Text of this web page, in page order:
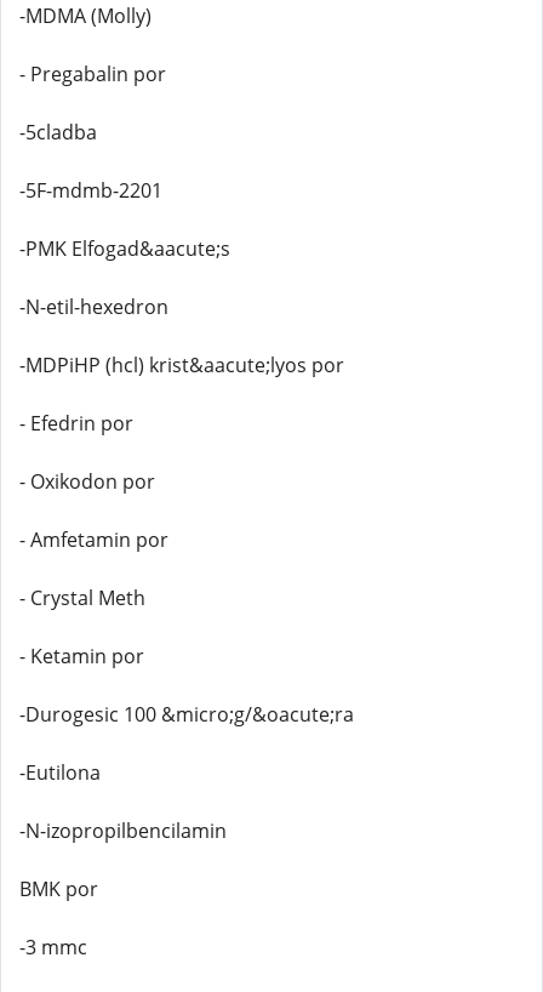
-MDMA (Molly)
- Pregabalin por
-5cladba
-5F-mdmb-2201
-PMK Elfogad&aacute;s
-N-etil-hexedron
-MDPiHP (hcl) krist&aacute;lyos por
- Efedrin por
- Oxikodon por
- Amfetamin por
- Crystal Meth
- Ketamin por
-Durogesic 100 &micro;g/&oacute;ra
-Eutilona
-N-izopropilbencilamin
BMK por
-3 mmc